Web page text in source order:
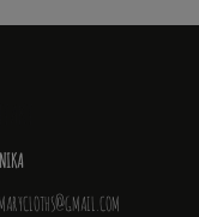
@GMAIL.COM